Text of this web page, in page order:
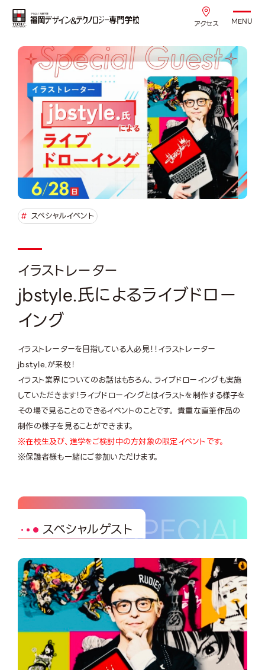
アクセス MENU
# スペシャルイベント
イラストレーター
jbstyle.氏によるライブドロー
イング
イラストレーターを目指している人必見！！イラストレーター
jbstyle.が来校！
イラスト業界についてのお話はもちろん、ライブドローイングも実施
していただきます！ライブドローイングとはイラストを制作する様子を
その場で見ることのできるイベントのことです。 貴重な直筆作品の
制作の様子を見ることができます。
※在校生及び、進学をご検討中の方対象の限定イベントです。
※保護者様も一緒にご参加いただけます。
スペシャルゲスト